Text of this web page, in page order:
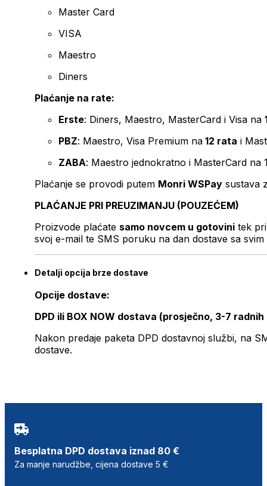
Master Card
VISA
Maestro
Diners
Plaćanje na rate:
Erste: Diners, Maestro, MasterCard i Visa na
PBZ: Maestro, Visa Premium na 12 rata i
ZABA: Maestro jednokratno i MasterCard na
Plaćanje se provodi putem Monri WSPay sustava
PLAĆANJE PRI PREUZIMANJU (POUZEĆEM)
Proizvode plaćate samo novcem u gotovini tek
svoj e-mail te SMS poruku na dan dostave sa svim
Detalji opcija brze dostave
Opcije dostave:
DPD ili BOX NOW dostava (prosječno, 3-7 radnih
Nakon predaje paketa DPD dostavnoj službi, na
dostave.
Besplatna DPD dostava iznad 80 €
Za manje narudžbe, cijena dostave 5 €